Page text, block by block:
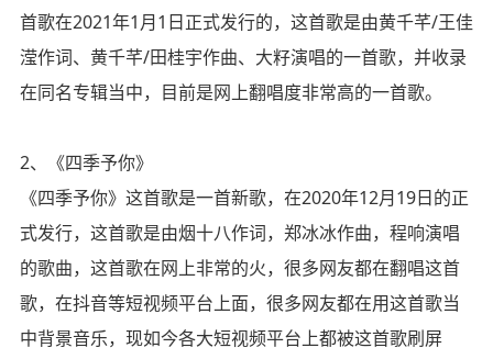
首歌在2021年1月1日正式发行的，这首歌是由黄千芊/王佳
滢作词、黄千芊/田桂宇作曲、大籽演唱的一首歌，并收录
在同名专辑当中，目前是网上翻唱度非常高的一首歌。
2、《四季予你》
《四季予你》这首歌是一首新歌，在2020年12月19日的正
式发行，这首歌是由烟十八作词，郑冰冰作曲，程响演唱
的歌曲，这首歌在网上非常的火，很多网友都在翻唱这首
歌，在抖音等短视频平台上面，很多网友都在用这首歌当
中背景音乐，现如今各大短视频平台上都被这首歌刷屏